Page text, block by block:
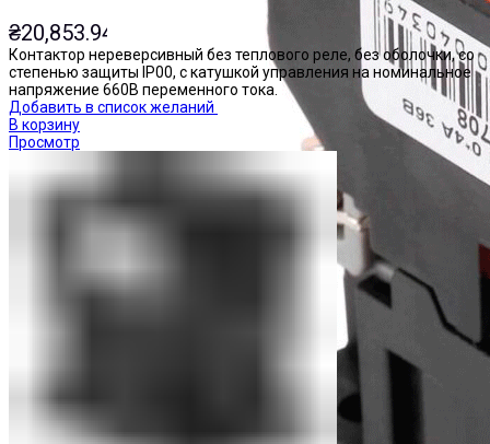
₴20,853.94
Контактор нереверсивный без теплового реле, без оболочки, со
степенью защиты IP00, с катушкой управления на номинальное
напряжение 660В переменного тока.
Добавить в список желаний
В корзину
Просмотр